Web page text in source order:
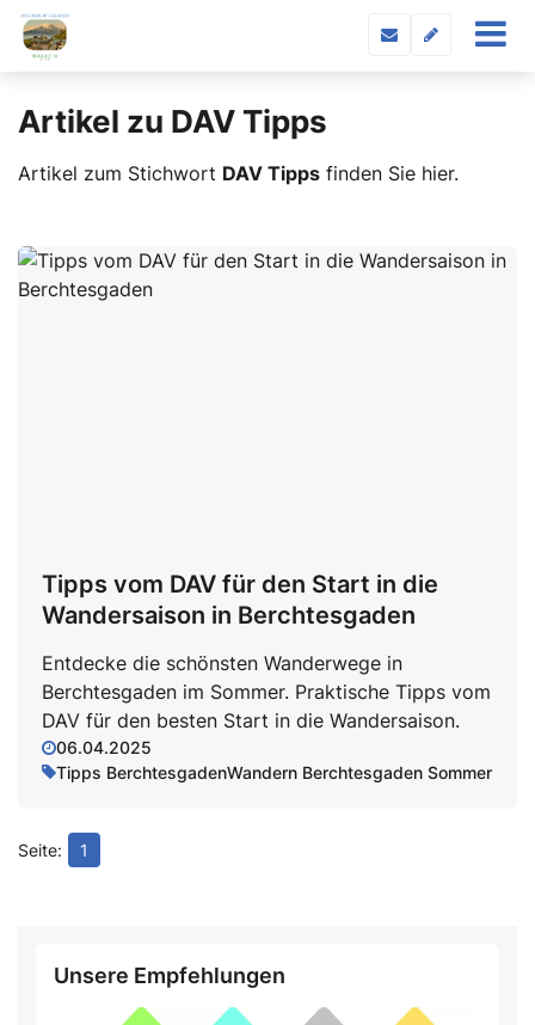
Artikel zu DAV Tipps
Artikel zum Stichwort DAV Tipps finden Sie hier.
Tipps vom DAV für den Start in die
Wandersaison in Berchtesgaden
Entdecke die schönsten Wanderwege in
Berchtesgaden im Sommer. Praktische Tipps vom
DAV für den besten Start in die Wandersaison.
06.04.2025
Tipps BerchtesgadenWandern Berchtesgaden Sommer
1
Unsere Empfehlungen